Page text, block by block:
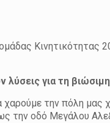
Κινητικότητας
για τη
την πόλη
την οδό Μεγάλου